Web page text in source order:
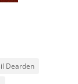
Dearden